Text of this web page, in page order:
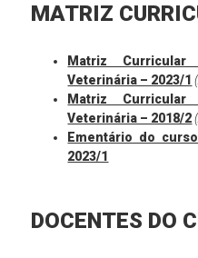
MATRIZ
Matriz
Veterinária – 2023/1
Matriz
Veterinária – 2018/2
Ementário do
2023/1
DOCENTES DO